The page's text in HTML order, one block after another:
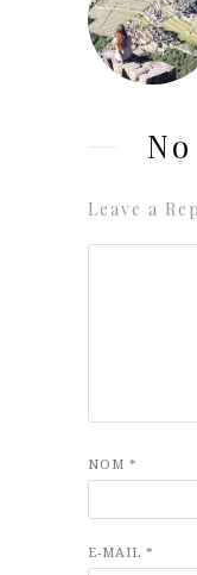
Leave a
NOM *
E-MAIL *